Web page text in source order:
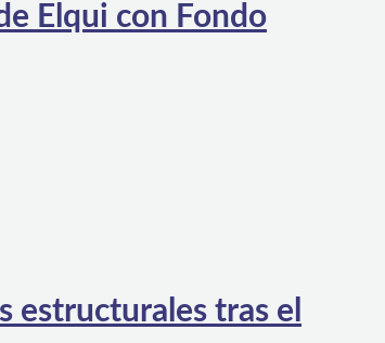
Elqui con Fondo
estructurales tras el